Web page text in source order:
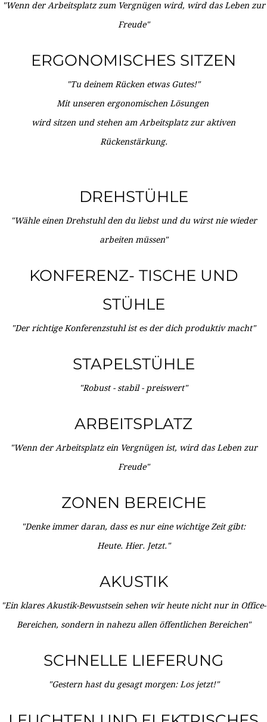
"Wenn der Arbeitsplatz zum Vergnügen wird, wird das Leben zur
Freude"
ERGONOMISCHES SITZEN
"Tu deinem Rücken etwas Gutes!"
Mit unseren ergonomischen Lösungen
wird sitzen und stehen am Arbeitsplatz zur aktiven
Rückenstärkung.
DREHSTÜHLE
"Wähle einen Drehstuhl den du liebst und du wirst nie wieder
arbeiten müssen"
KONFERENZ- TISCHE UND
STÜHLE
"Der richtige Konferenzstuhl ist es der dich produktiv macht"
STAPELSTÜHLE
"Robust - stabil - preiswert"
ARBEITSPLATZ
"Wenn der Arbeitsplatz ein Vergnügen ist, wird das Leben zur
Freude"
ZONEN BEREICHE
"Denke immer daran, dass es nur eine wichtige Zeit gibt:
Heute. Hier. Jetzt."
AKUSTIK
"Ein klares Akustik-Bewustsein sehen wir heute nicht nur in Office-
Bereichen, sondern in nahezu allen öffentlichen Bereichen"
SCHNELLE LIEFERUNG
"Gestern hast du gesagt morgen: Los jetzt!"